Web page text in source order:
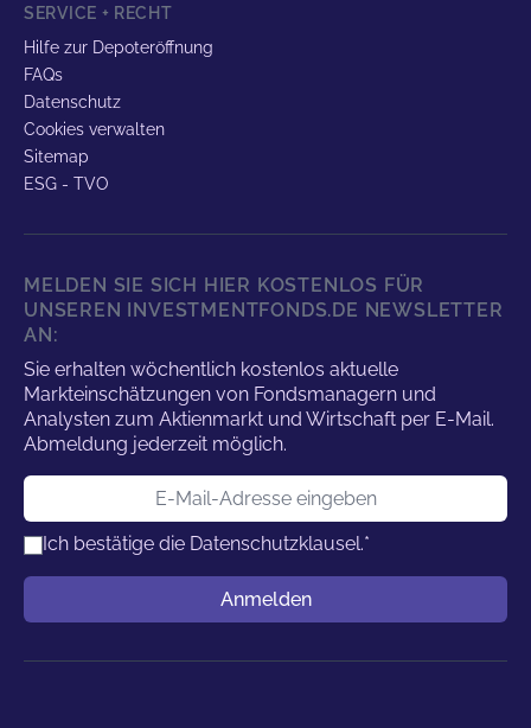
SERVICE + RECHT
Hilfe zur Depoteröffnung
FAQs
Datenschutz
Cookies verwalten
Sitemap
ESG - TVO
MELDEN SIE SICH HIER KOSTENLOS FÜR
UNSEREN INVESTMENTFONDS.DE NEWSLETTER
AN:
Sie erhalten wöchentlich kostenlos aktuelle
Markteinschätzungen von Fondsmanagern und
Analysten zum Aktienmarkt und Wirtschaft per E-Mail.
Abmeldung jederzeit möglich.
E-Mail-Adresse
Ich bestätige die Datenschutzklausel.*
Anmelden